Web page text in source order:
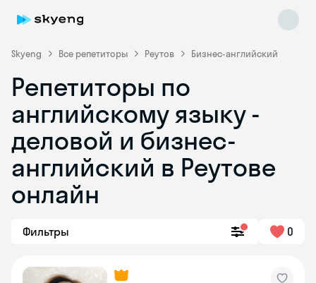
Skyeng Все репетиторы Реутов Бизнес-английский
Репетиторы по
английскому языку -
деловой и бизнес-
английский в Реутове
онлайн
Фильтры 0
Skyeng Chat
online